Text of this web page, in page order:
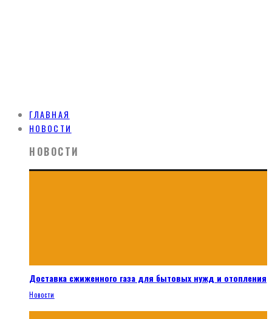
ГЛАВНАЯ
НОВОСТИ
НОВОСТИ
Доставка сжиженного газа для бытовых нужд и отопления
Новости